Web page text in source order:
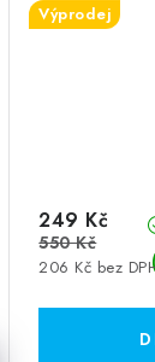
Výprodej
206 Kč bez
249 Kč
550 Kč